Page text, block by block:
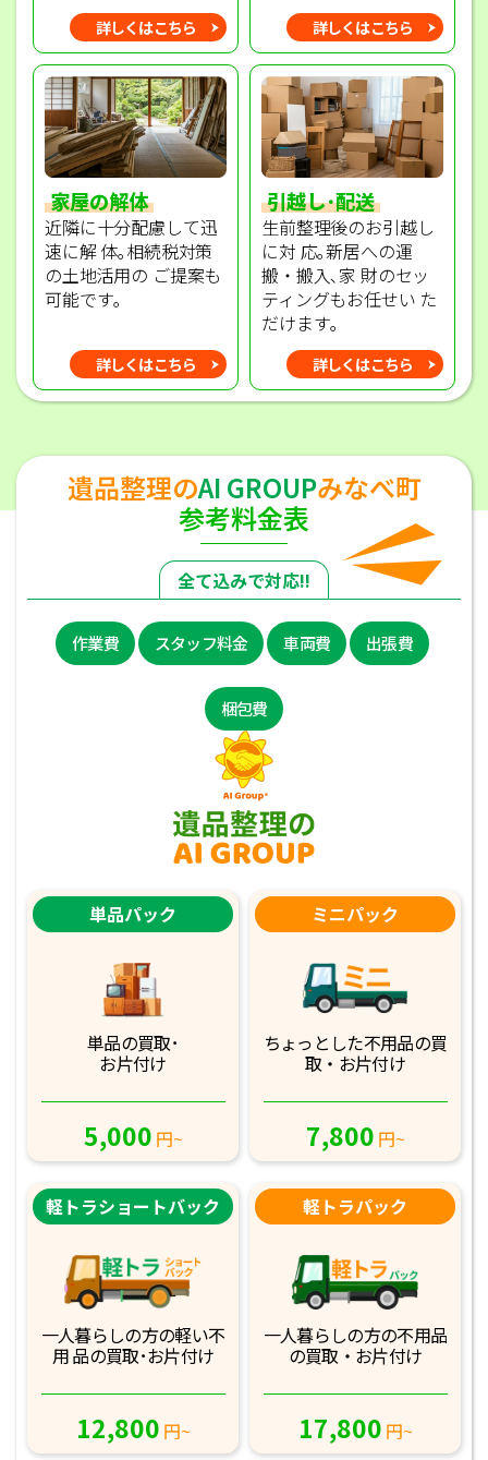
詳しくはこちら 詳しくはこちら
家屋の解体
近隣に十分配慮して迅
速に解 体｡相続税対策
の土地活用の ご提案も
可能です｡
詳しくはこちら
引越し･配送
生前整理後のお引越し
に対 応｡新居への運
搬・搬入､家 財のセッ
ティングもお任せい た
だけます｡
詳しくはこちら
遺品整理のAI GROUPみなべ町
参考料金表
全て込みで対応!!
作業費 スタッフ料金 車両費 出張費
梱包費
単品パック
単品の買取･
お片付け
5,000 円~
ミニパック
ちょっとした不用品の買
取・お片付け
7,800 円~
軽トラショートバック
一人暮らしの方の軽い不
用 品の買取･お片付け
12,800 円~
軽トラパック
一人暮らしの方の不用品
の買取・お片付け
17,800 円~